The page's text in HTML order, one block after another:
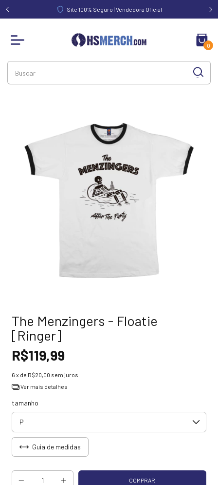
FRETE GRÁTIS acima de R$ 340,00 | Norte e Nordeste acima de
R$ 390,00
0
The Menzingers - Floatie
[Ringer]
R$119,99
6 x de R$20,00 sem juros
Ver mais detalhes
tamanho
Guia de medidas